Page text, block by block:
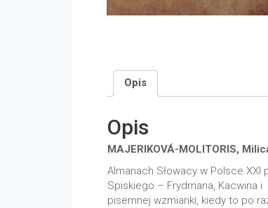
Opis
Opis
MAJERIKOVÁ-MOLITORIS,
Almanach Słowacy w Polsce
Spiskiego – Frydmana, Kacwina
pisemnej wzmianki, kiedy to po